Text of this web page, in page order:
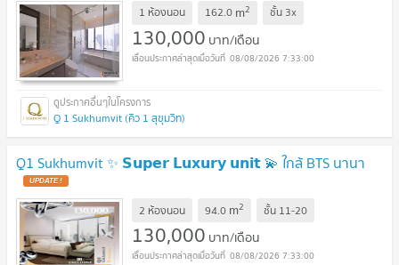
1 ห้องนอน 162.0 m2 ชั้น 3x
130,000 บาท/เดือน
08/08/2026 7:33:00
Q 1 Sukhumvit (คิว 1 สุขุมวิท)
Q1 Sukhumvit ✨ 𝗦𝘂𝗽𝗲𝗿 𝗟𝘂𝘅𝘂𝗿𝘆 𝘂𝗻𝗶𝘁 💫 ใกล้ BTS นานา
2 ห้องนอน 94.0 m2 ชั้น 11-20
130,000 บาท/เดือน
08/08/2026 7:33:00